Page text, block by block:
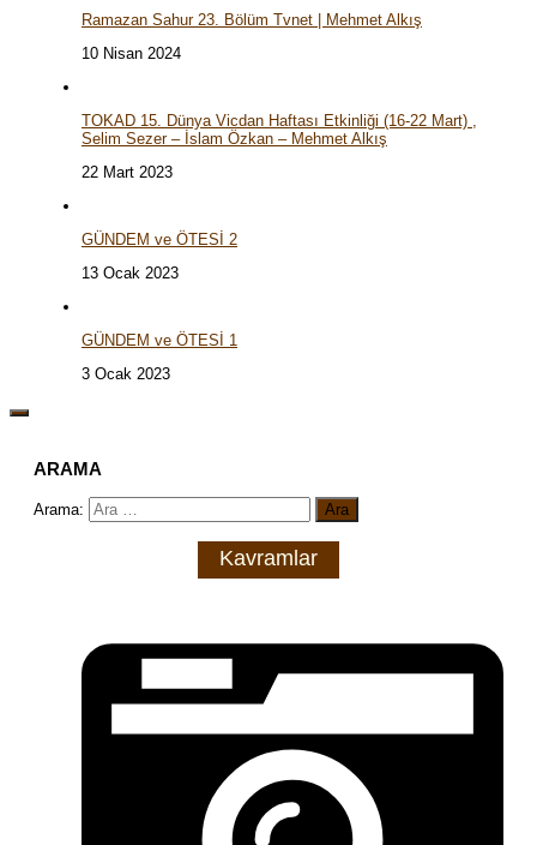
Ramazan Sahur 23. Bölüm Tvnet | Mehmet Alkış
10 Nisan 2024
TOKAD 15. Dünya Vicdan Haftası Etkinliği (16-22 Mart) ,
Selim Sezer – İslam Özkan – Mehmet Alkış
22 Mart 2023
GÜNDEM ve ÖTESİ 2
13 Ocak 2023
GÜNDEM ve ÖTESİ 1
3 Ocak 2023
ARAMA
Arama:
Kavramlar